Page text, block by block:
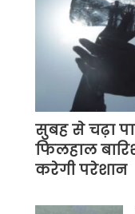
सुबह से चढ़ा
फिलहाल
करेगी परेशान